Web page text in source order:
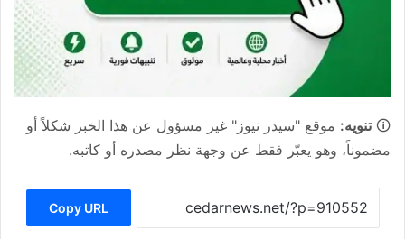
🛈تنويه: موقع "سيدر نيوز" غير مسؤول عن هذا الخبر شكلاً أو
مضموناً، وهو يعبّر فقط عن وجهة نظر مصدره أو كاتبه.
Copy URL